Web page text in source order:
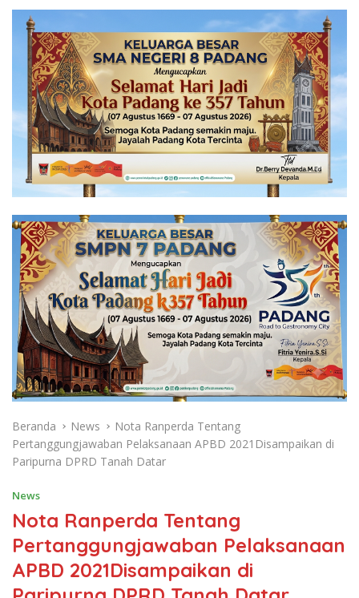
Beranda News
Nota Ranperda Tentang
Pertanggungjawaban Pelaksanaan APBD 2021Disampaikan di
Paripurna DPRD Tanah Datar
News
Nota Ranperda Tentang
Pertanggungjawaban Pelaksanaan
APBD 2021Disampaikan di